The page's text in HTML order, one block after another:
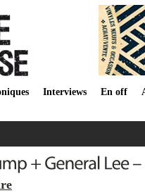
Interviews En off